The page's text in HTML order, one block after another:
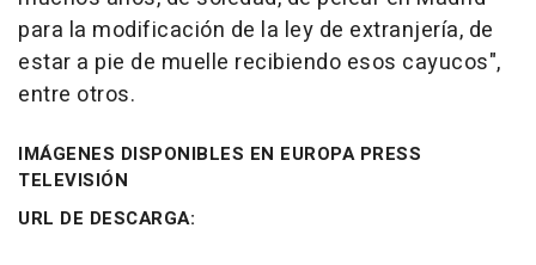
para la modificación de la ley de extranjería, de
estar a pie de muelle recibiendo esos cayucos",
entre otros.
IMÁGENES DISPONIBLES EN EUROPA PRESS
TELEVISIÓN
URL DE DESCARGA: